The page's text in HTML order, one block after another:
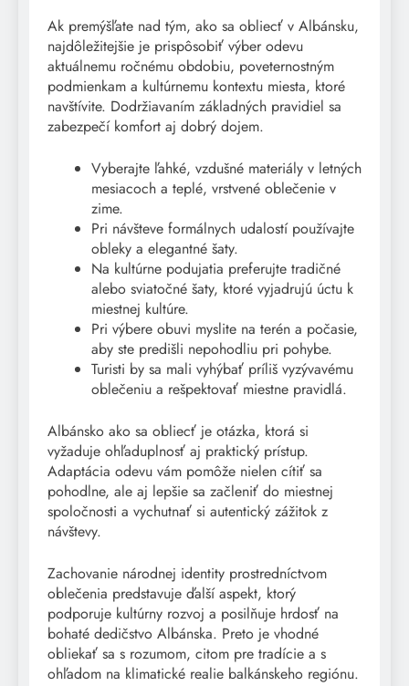
Ak premýšľate nad tým, ako sa obliecť v Albánsku,
najdôležitejšie je prispôsobiť výber odevu
aktuálnemu ročnému obdobiu, poveternostným
podmienkam a kultúrnemu kontextu miesta, ktoré
navštívite. Dodržiavaním základných pravidiel sa
zabezpečí komfort aj dobrý dojem.
Vyberajte ľahké, vzdušné materiály v letných
mesiacoch a teplé, vrstvené oblečenie v
zime.
Pri návšteve formálnych udalostí používajte
obleky a elegantné šaty.
Na kultúrne podujatia preferujte tradičné
alebo sviatočné šaty, ktoré vyjadrujú úctu k
miestnej kultúre.
Pri výbere obuvi myslite na terén a počasie,
aby ste predišli nepohodliu pri pohybe.
Turisti by sa mali vyhýbať príliš vyzývavému
oblečeniu a rešpektovať miestne pravidlá.
Albánsko ako sa obliecť je otázka, ktorá si
vyžaduje ohľaduplnosť aj praktický prístup.
Adaptácia odevu vám pomôže nielen cítiť sa
pohodlne, ale aj lepšie sa začleniť do miestnej
spoločnosti a vychutnať si autentický zážitok z
návštevy.
Zachovanie národnej identity prostredníctvom
oblečenia predstavuje ďalší aspekt, ktorý
podporuje kultúrny rozvoj a posilňuje hrdosť na
bohaté dedičstvo Albánska. Preto je vhodné
obliekať sa s rozumom, citom pre tradície a s
ohľadom na klimatické realie balkánskeho regiónu.